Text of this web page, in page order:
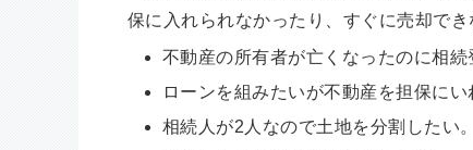
保に入れられなかったり、すぐに売却でき
不動産の所有者が亡くなったのに相続
ローンを組みたいが不動産を担保にい
相続人が2人なので土地を分割したい。